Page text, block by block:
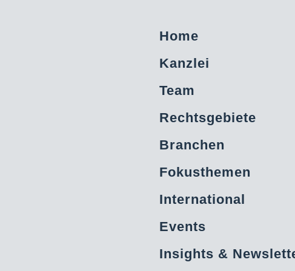
Home
Kanzlei
Team
Rechtsgebiete
Branchen
Fokusthemen
International
Events
Insights &